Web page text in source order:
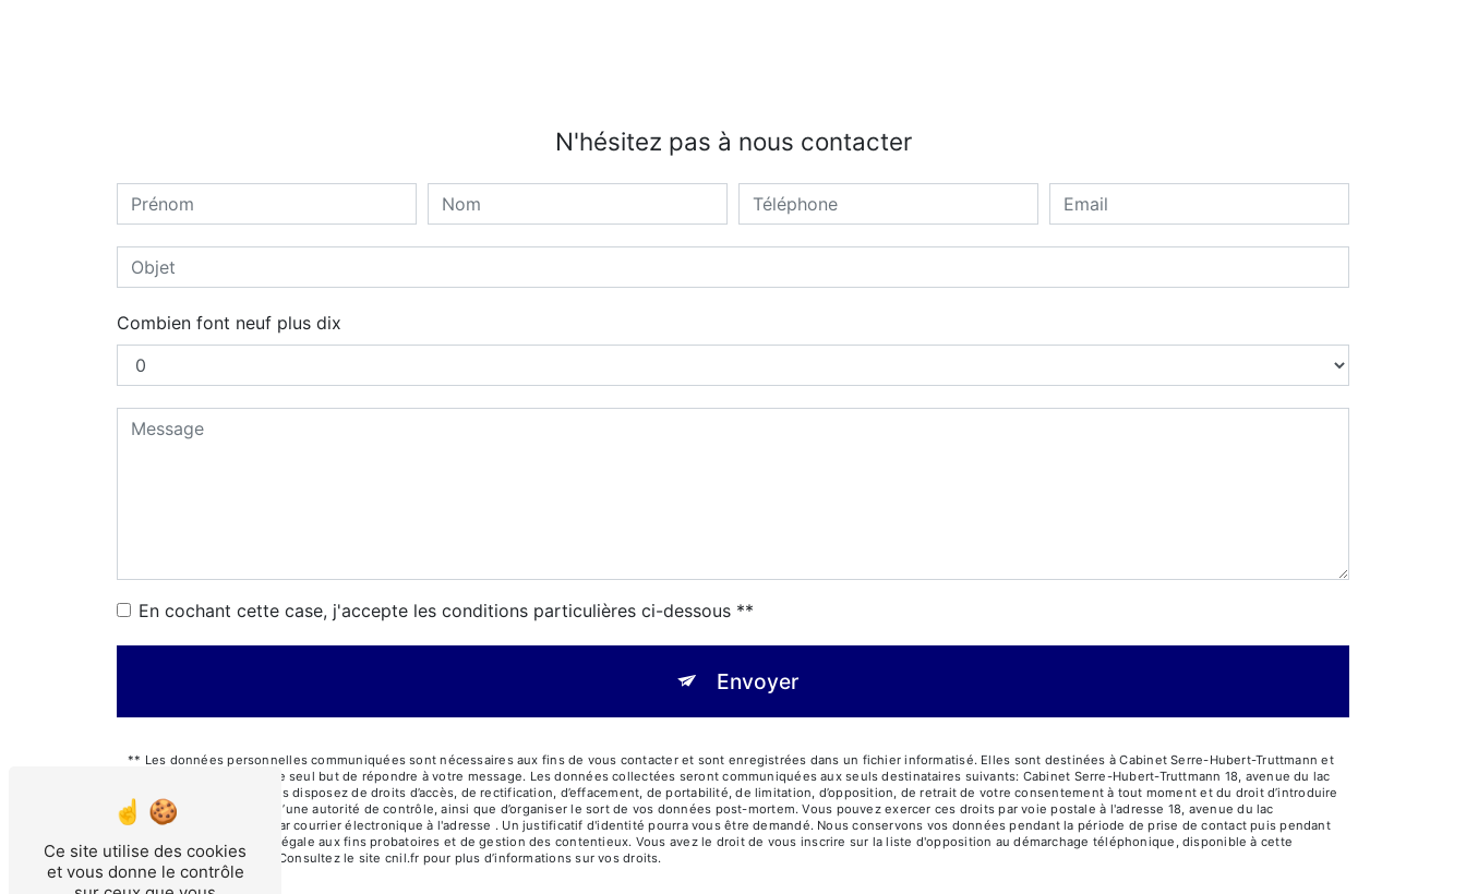
N'hésitez pas à nous contacter
Combien font neuf plus dix
En cochant cette case, j'accepte les conditions particulières ci-dessous **
Envoyer
** Les données personnelles communiquées sont nécessaires aux fins de vous contacter et sont enregistrées dans un fichier informatisé. Elles sont destinées à Cabinet Serre-Hubert-Truttmann et
ses sous-traitants dans le seul but de répondre à votre message. Les données collectées seront communiquées aux seuls destinataires suivants: Cabinet Serre-Hubert-Truttmann 18, avenue du lac
d'Allier,03200 Vichy . Vous disposez de droits d’accès, de rectification, d’effacement, de portabilité, de limitation, d’opposition, de retrait de votre consentement à tout moment et du droit d’introduire
une réclamation auprès d’une autorité de contrôle, ainsi que d’organiser le sort de vos données post-mortem. Vous pouvez exercer ces droits par voie postale à l'adresse 18, avenue du lac
d'Allier,03200 Vichy ou par courrier électronique à l'adresse . Un justificatif d'identité pourra vous être demandé. Nous conservons vos données pendant la période de prise de contact puis pendant
la durée de prescription légale aux fins probatoires et de gestion des contentieux. Vous avez le droit de vous inscrire sur la liste d'opposition au démarchage téléphonique, disponible à cette
adresse:
Bloctel.gouv.fr . Consultez le site cnil.fr pour plus d’informations sur vos droits.
Ce site utilise des cookies
et vous donne le contrôle